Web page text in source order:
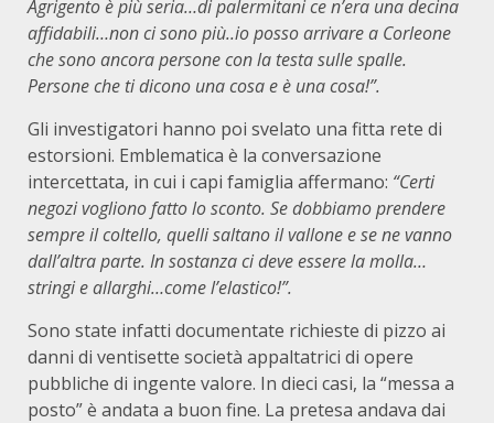
Agrigento è più seria…di palermitani ce n’era una decina
affidabili…non ci sono più..io posso arrivare a Corleone
che sono ancora persone con la testa sulle spalle.
Persone che ti dicono una cosa e è una cosa!”.
Gli investigatori hanno poi svelato una fitta rete di
estorsioni. Emblematica è la conversazione
intercettata, in cui i capi famiglia affermano: “Certi
negozi vogliono fatto lo sconto. Se dobbiamo prendere
sempre il coltello, quelli saltano il vallone e se ne vanno
dall’altra parte. In sostanza ci deve essere la molla…
stringi e allarghi…come l’elastico!”.
Sono state infatti documentate richieste di pizzo ai
danni di ventisette società appaltatrici di opere
pubbliche di ingente valore. In dieci casi, la “messa a
posto” è andata a buon fine. La pretesa andava dai